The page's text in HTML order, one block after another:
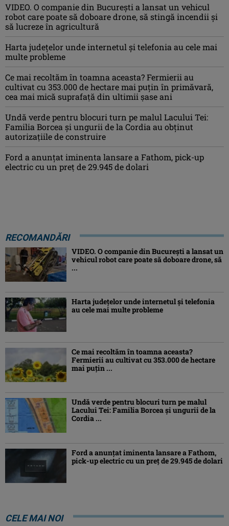
VIDEO. O companie din București a lansat un vehicul
robot care poate să doboare drone, să stingă incendii și
să lucreze în agricultură
Harta județelor unde internetul și telefonia au cele mai
multe probleme
Ce mai recoltăm în toamna aceasta? Fermierii au
cultivat cu 353.000 de hectare mai puțin în primăvară,
cea mai mică suprafață din ultimii șase ani
Undă verde pentru blocuri turn pe malul Lacului Tei:
Familia Borcea și ungurii de la Cordia au obținut
autorizațiile de construire
Ford a anunțat iminenta lansare a Fathom, pick-up
electric cu un preț de 29.945 de dolari
RECOMANDĂRI
VIDEO. O companie din București a lansat un
vehicul robot care poate să doboare drone, să
...
Harta județelor unde internetul și telefonia
au cele mai multe probleme
Ce mai recoltăm în toamna aceasta?
Fermierii au cultivat cu 353.000 de hectare
mai puțin ...
Undă verde pentru blocuri turn pe malul
Lacului Tei: Familia Borcea și ungurii de la
Cordia ...
Ford a anunțat iminenta lansare a Fathom,
pick-up electric cu un preț de 29.945 de dolari
CELE MAI NOI